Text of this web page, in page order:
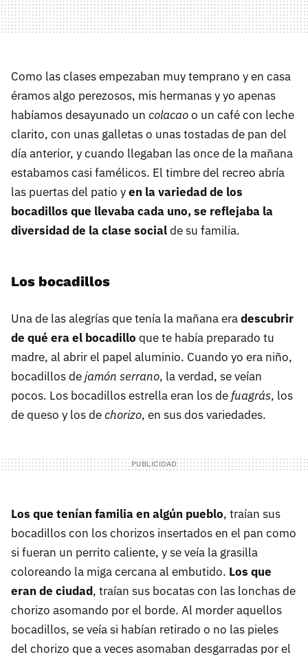
Como las clases empezaban muy temprano y en casa
éramos algo perezosos, mis hermanas y yo apenas
habíamos desayunado un colacaoo un café con leche
clarito, con unas galletas o unas tostadas de pan del
día anterior, y cuando llegaban las once de la mañana
estabamos casi famélicos. El timbre del recreo abría
las puertas del patio yen la variedad de los
bocadillos que llevaba cada uno, se reflejaba la
diversidad de la clase socialde su familia.
Los bocadillos
Una de las alegrías que tenía la mañana eradescubrir
de qué era el bocadillo que te había preparado tu
madre, al abrir el papel aluminio. Cuando yo era niño,
bocadillos dejamón serrano, la verdad, se veían
pocos. Los bocadillos estrella eran los de fuagrás, los
de queso y los dechorizo, en sus dos variedades.
Los que tenían familia en algún pueblo, traían sus
bocadillos con los chorizos insertados en el pan como
si fueran un perrito caliente, y se veía la grasilla
coloreando la miga cercana al embutido. Los que
eran de ciudad, traían sus bocatas con las lonchas de
chorizo asomando por el borde. Al morder aquellos
bocadillos, se veía si habían retirado o no las pieles
del chorizo que a veces asomaban desgarradas por el